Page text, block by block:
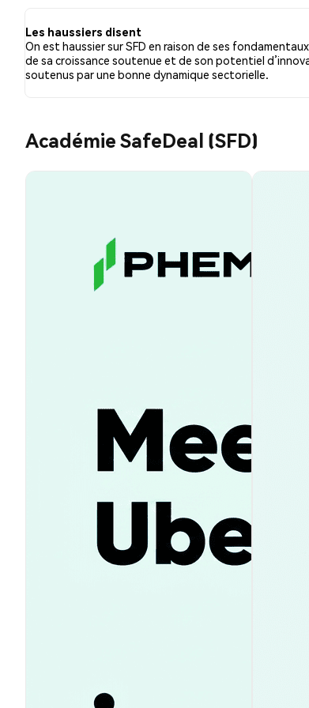
Les haussiers disent
On est haussier sur SFD en raison de ses
de sa croissance soutenue et de son potentiel
soutenus par une bonne dynamique sectorielle.
Académie SafeDeal (SFD)